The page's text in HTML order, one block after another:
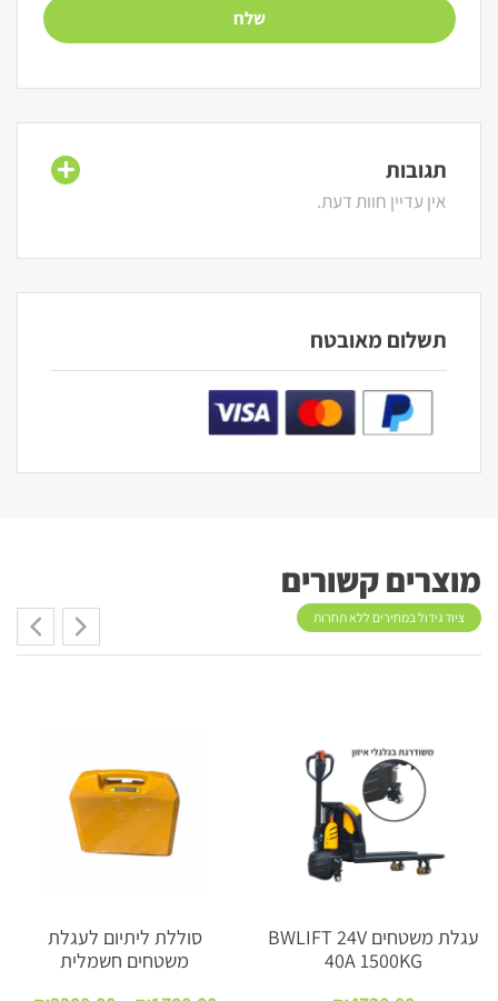
תגובות
אין עדיין חוות דעת.
תשלום מאובטח
מוצרים קשורים
ציוד גידול במחירים ללא תחרות
עגלת משטחים BWLIFT 24V
40A 1500KG
סוללת ליתיום לעגלת
משטחים חשמלית